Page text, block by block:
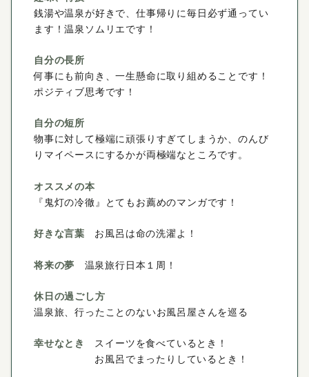
銭湯や温泉が好きで、仕事帰りに毎日必ず通ってい
ます！温泉ソムリエです！
自分の長所
何事にも前向き、一生懸命に取り組めることです！
ポジティブ思考です！
自分の短所
物事に対して極端に頑張りすぎてしまうか、のんび
りマイペースにするかが両極端なところです。
オススメの本
『鬼灯の冷徹』とてもお薦めのマンガです！
好きな言葉 お風呂は命の洗濯よ！
将来の夢 温泉旅行日本１周！
休日の過ごし方
温泉旅、行ったことのないお風呂屋さんを巡る
幸せなとき
スイーツを食べているとき！
お風呂でまったりしているとき！